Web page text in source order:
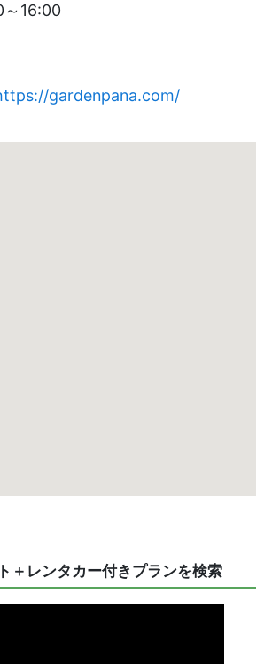
～16:00
gardenpana.com/
＋レンタカー付きプランを検索